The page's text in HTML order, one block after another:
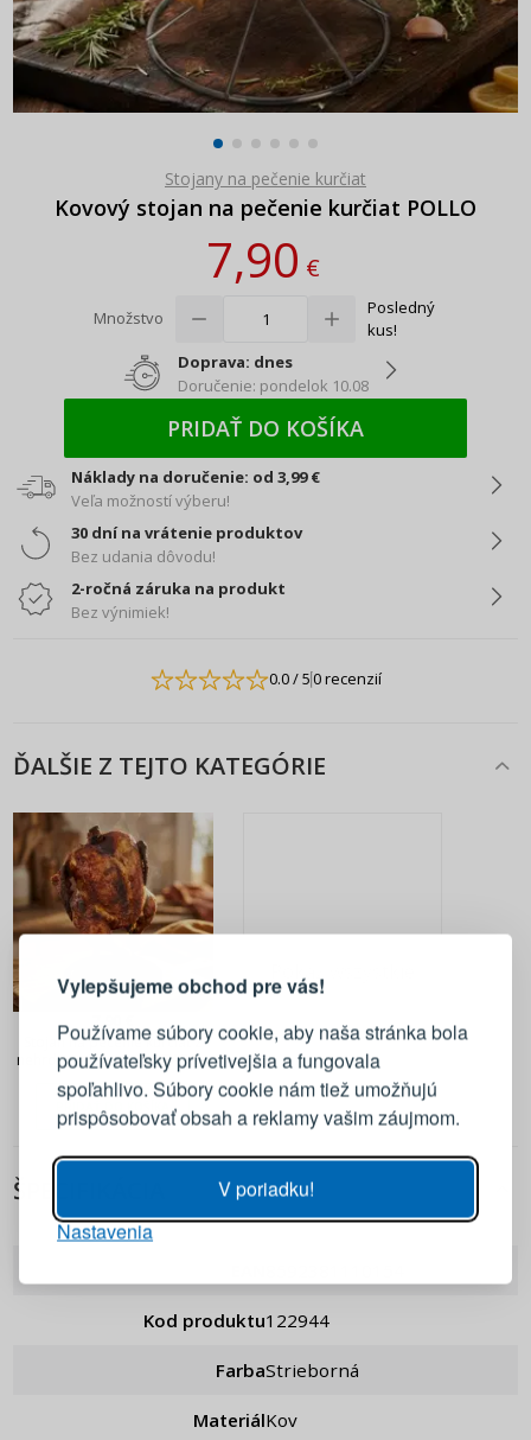
Vylepšujeme obchod pre vás!
Používame súbory cookie, aby naša stránka bola
používateľsky prívetivejšia a fungovala
spoľahlivo. Súbory cookie nám tiež umožňujú
prispôsobovať obsah a reklamy vašim záujmom.
V poriadku!
Nastavenia
Stojany na pečenie kurčiat
Kovový stojan na pečenie kurčiat POLLO
7,90€
Množstvo
Posledný
kus!
Doprava: dnes
Doručenie: pondelok 10.08
PRIDAŤ DO KOŠÍKA
Náklady na doručenie: od 3,99 €
Veľa možností výberu!
30 dní na vrátenie produktov
Bez udania dôvodu!
2-ročná záruka na produkt
Bez výnimiek!
0.0/ 50 recenzií
ĎALŠIE Z TEJTO KATEGÓRIE
7,90 €
Stojan na pečenie kurčiat z
nehrdzavejúcej ocele TADAR
BBQ
PRIDAŤ DO KOŠÍKA
Pokaż wszystkie
ŠPECIFIKÁCIA
Kod produktu 122944
Farba Strieborná
Materiál Kov
PRIHLÁSENIE
Prihláste sa k svojmu účtu
PRIHLÁSIŤ SA